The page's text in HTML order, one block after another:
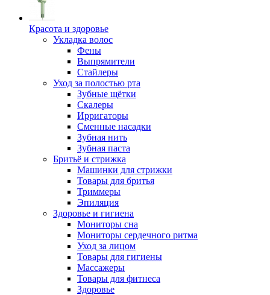
Красота и здоровье
Укладка волос
Фены
Выпрямители
Стайлеры
Уход за полостью рта
Зубные щётки
Скалеры
Ирригаторы
Сменные насадки
Зубная нить
Зубная паста
Бритьё и стрижка
Машинки для стрижки
Товары для бритья
Триммеры
Эпиляция
Здоровье и гигиена
Мониторы сна
Мониторы сердечного ритма
Уход за лицом
Товары для гигиены
Массажеры
Товары для фитнеса
Здоровье